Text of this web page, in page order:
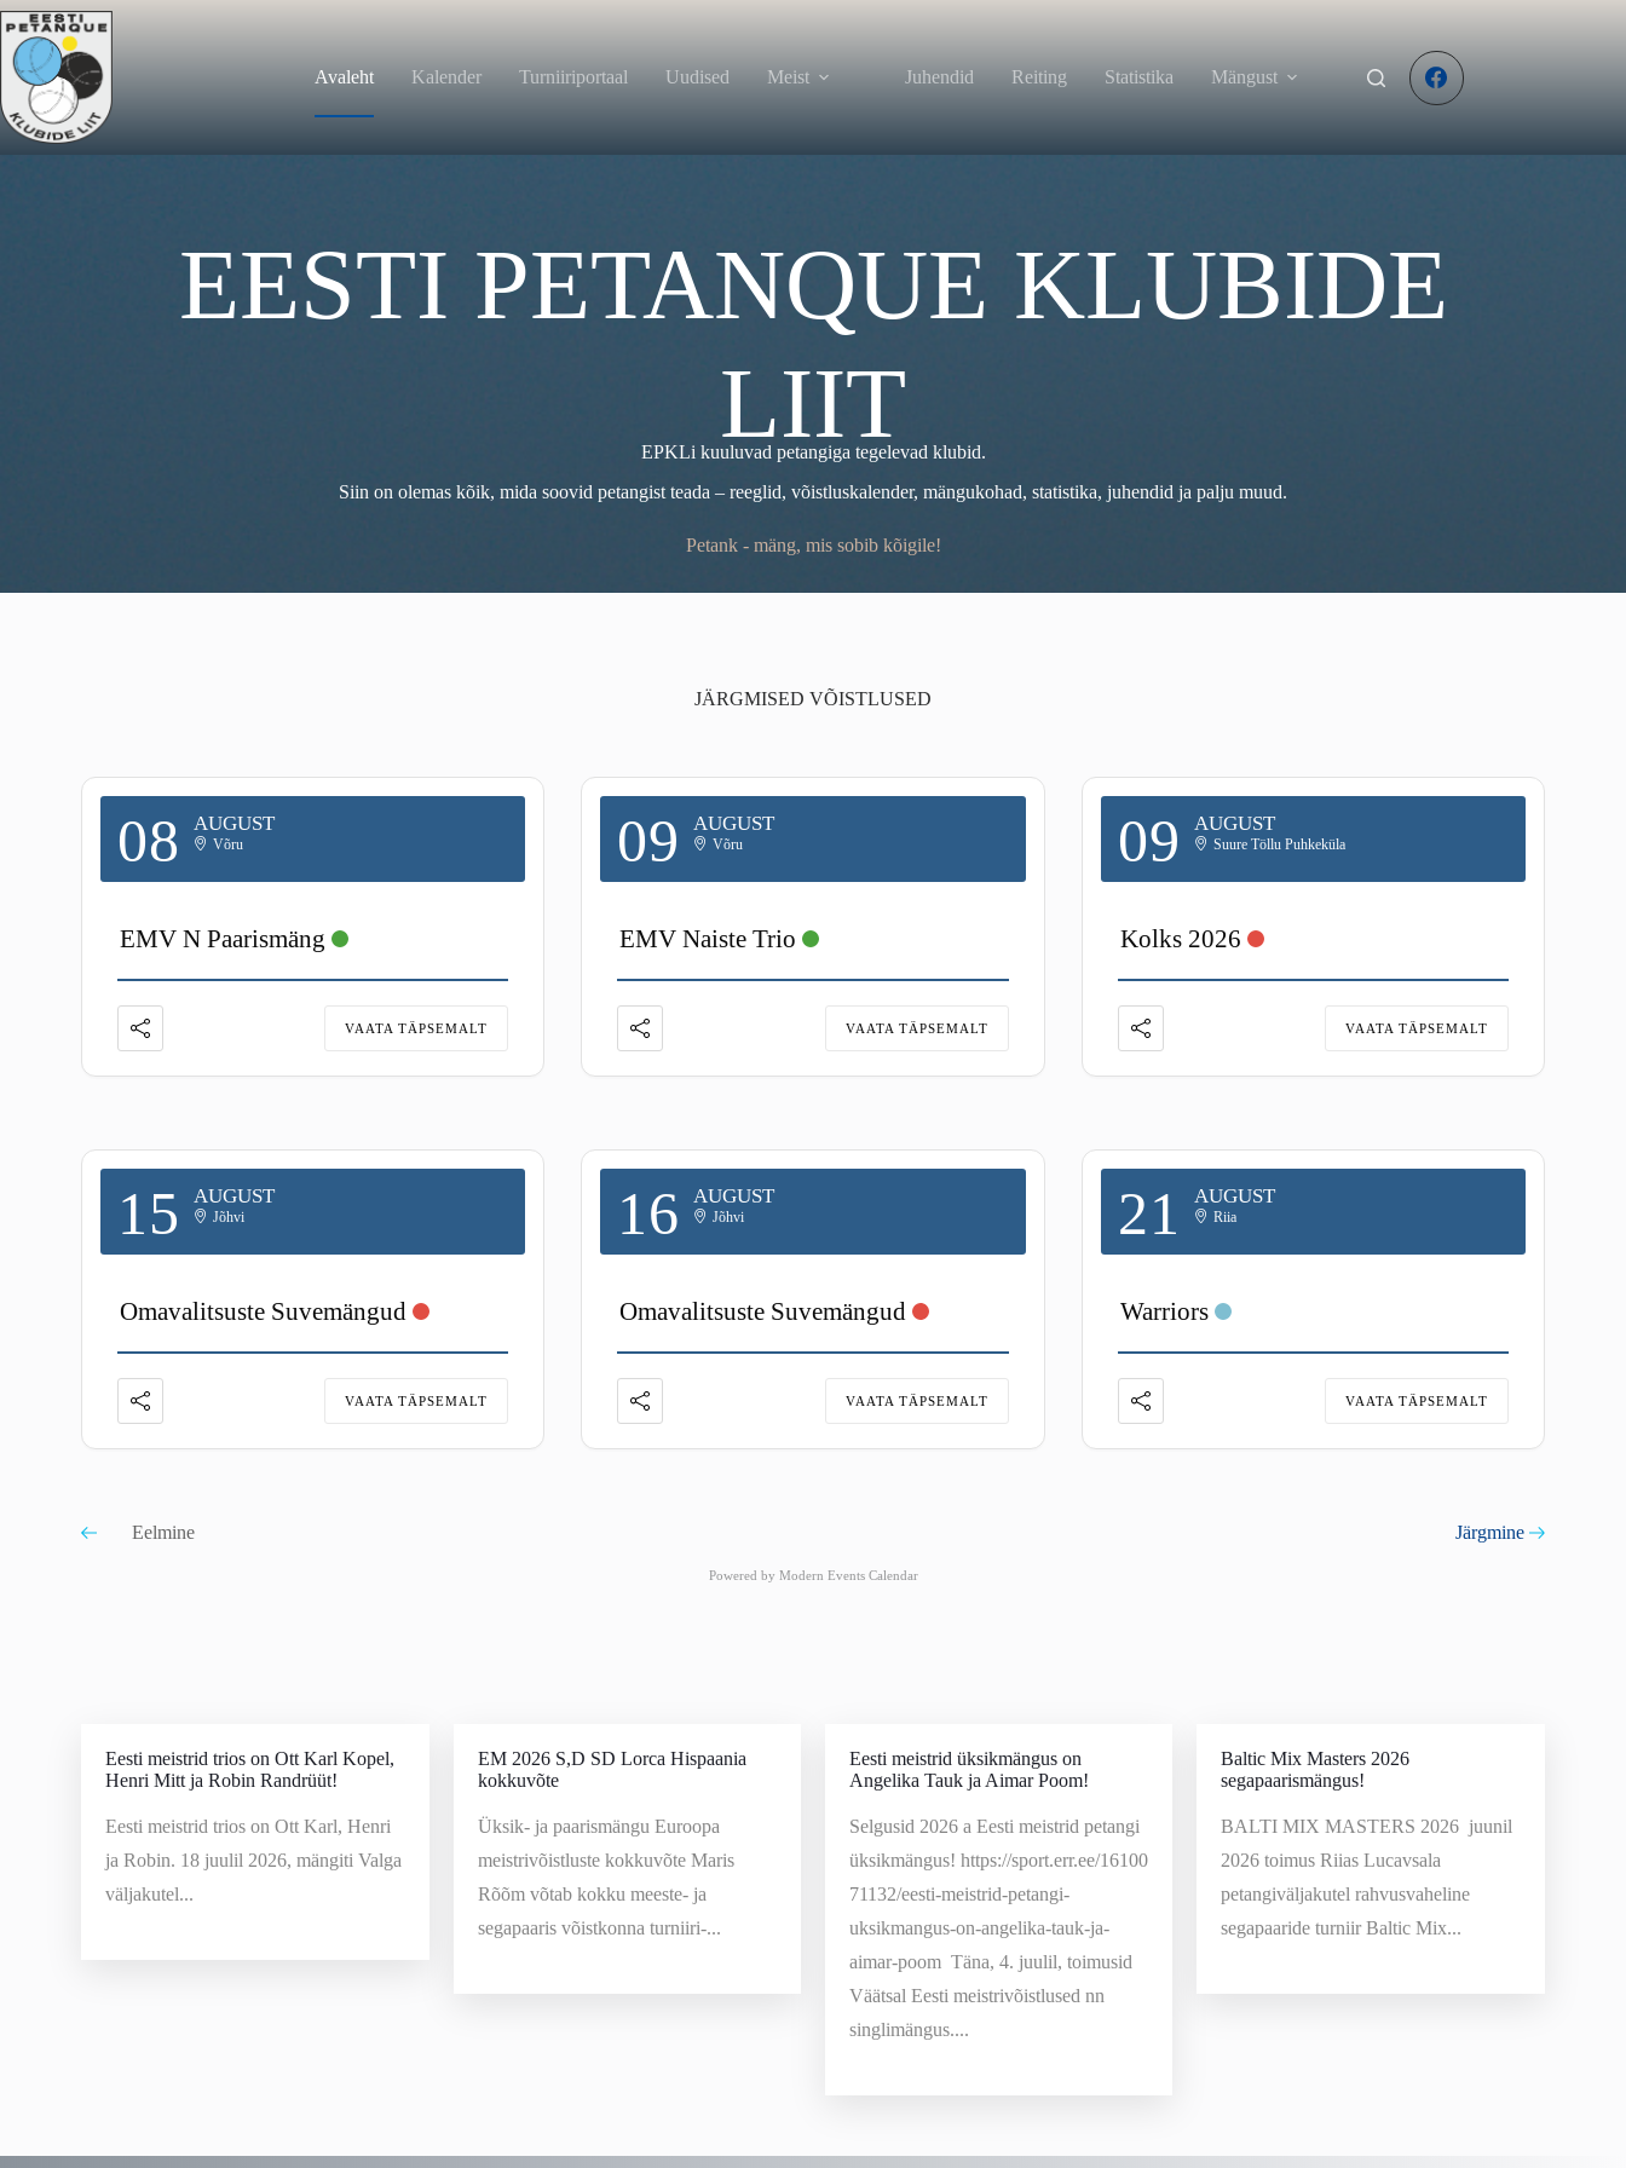
Avaleht Kalender Turniiriportaal Uudised Meist Juhendid Reiting Statistika Mängust
EESTI PETANQUE KLUBIDE
LIIT
EPKLi kuuluvad petangiga tegelevad klubid.
Siin on olemas kõik, mida soovid petangist teada – reeglid, võistluskalender, mängukohad, statistika, juhendid ja palju muud.
Petank - mäng, mis sobib kõigile!
JÄRGMISED VÕISTLUSED
08 AUGUST
Võru
EMV N Paarismäng
VAATA TÄPSEMALT
09 AUGUST
Võru
EMV Naiste Trio
VAATA TÄPSEMALT
09 AUGUST
Suure Töllu Puhkeküla
Kolks 2026
VAATA TÄPSEMALT
15 AUGUST
Jõhvi
Omavalitsuste Suvemängud
VAATA TÄPSEMALT
16 AUGUST
Jõhvi
Omavalitsuste Suvemängud
VAATA TÄPSEMALT
21 AUGUST
Riia
Warriors
VAATA TÄPSEMALT
Eelmine Järgmine
Powered by Modern Events Calendar
Eesti meistrid trios on Ott Karl Kopel,
Henri Mitt ja Robin Randrüüt!
Eesti meistrid trios on Ott Karl, Henri
ja Robin. 18 juulil 2026, mängiti Valga
väljakutel...
EM 2026 S,D SD Lorca Hispaania
kokkuvõte
Üksik- ja paarismängu Euroopa
meistrivõistluste kokkuvõte Maris
Rõõm võtab kokku meeste- ja
segapaaris võistkonna turniiri-...
Eesti meistrid üksikmängus on
Angelika Tauk ja Aimar Poom!
Selgusid 2026 a Eesti meistrid petangi
üksikmängus! https://sport.err.ee/16100
71132/eesti-meistrid-petangi-
uksikmangus-on-angelika-tauk-ja-
aimar-poom Täna, 4. juulil, toimusid
Väätsal Eesti meistrivõistlused nn
singlimängus....
Baltic Mix Masters 2026
segapaarismängus!
BALTI MIX MASTERS 2026 juunil
2026 toimus Riias Lucavsala
petangiväljakutel rahvusvaheline
segapaaride turniir Baltic Mix...